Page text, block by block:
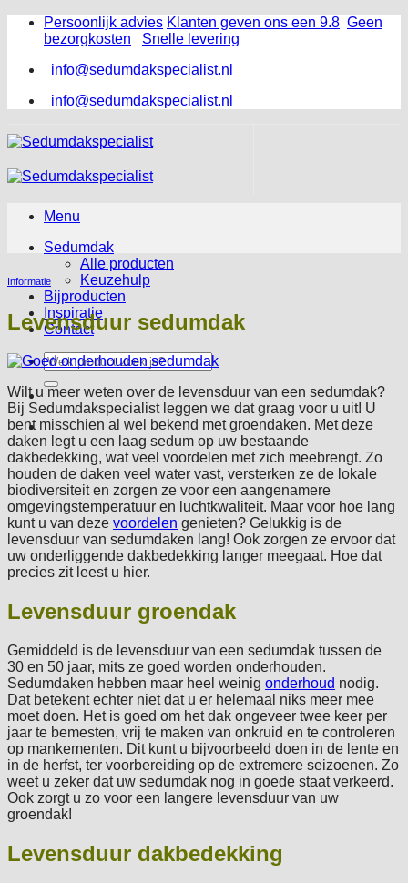
Persoonlijk advies Klanten geven ons een 9.8 Geen
bezorgkosten
Snelle levering
info@sedumdakspecialist.nl
info@sedumdakspecialist.nl
Menu
Sedumdak
Alle producten
Keuzehulp
Bijproducten
Inspiratie
Contact
Zoeken
naar:
Informatie
Levensduur sedumdak
Wilt u meer weten over de levensduur van een sedumdak?
Bij Sedumdakspecialist leggen we dat graag voor u uit! U
bent misschien al wel bekend met groendaken. Met deze
daken legt u een laag sedum op uw bestaande
dakbedekking, wat veel voordelen met zich meebrengt. Zo
houden de daken veel water vast, versterken ze de lokale
biodiversiteit en zorgen ze voor een aangenamere
omgevingstemperatuur en luchtkwaliteit. Maar voor hoe lang
kunt u van deze voordelen genieten? Gelukkig is de
levensduur van sedumdaken lang! Ook zorgen ze ervoor dat
uw onderliggende dakbedekking langer meegaat. Hoe dat
precies zit leest u hier.
Levensduur groendak
Gemiddeld is de levensduur van een sedumdak tussen de
30 en 50 jaar, mits ze goed worden onderhouden.
Sedumdaken hebben maar heel weinig onderhoud nodig.
Dat betekent echter niet dat u er helemaal niks meer mee
moet doen. Het is goed om het dak ongeveer twee keer per
jaar te bemesten, vrij te maken van onkruid en te controleren
op mankementen. Dit kunt u bijvoorbeeld doen in de lente en
in de herfst, ter voorbereiding op de extremere seizoenen. Zo
weet u zeker dat uw sedumdak nog in goede staat verkeerd.
Ook zorgt u zo voor een langere levensduur van uw
groendak!
Levensduur dakbedekking